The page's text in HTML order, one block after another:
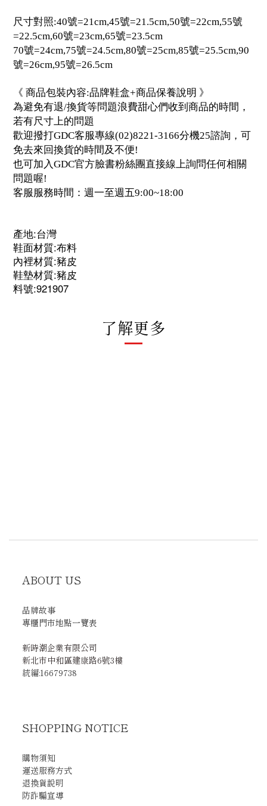
尺寸對照:40號=21cm,45號=21.5cm,50號=22cm,55號
=22.5cm,60號=23cm,65號=23.5cm
70號=24cm,75號=24.5cm,80號=25cm,85號=25.5cm,90
號=26cm,95號=26.5cm
《 商品包裝內容:品牌鞋盒+商品保養說明 》
為避免有退/換貨等問題浪費甜心們收到商品的時間，
若有尺寸上的問題
歡迎撥打GDC客服專線(02)8221-3166分機25諮詢，可
免去來回換貨的時間及不便!
也可加入GDC官方臉書粉絲團直接線上詢問任何相關
問題喔!
客服服務時間：週一至週五9:00~18:00
產地:台灣
鞋面材質:布料
內裡材質:豬皮
鞋墊材質:豬皮
料號:921907
了解更多
ABOUT US
品牌故事
專櫃門市地點一覽表
新時潮企業有限公司
新北市中和區建康路6號3樓
統編:16679738
SHOPPING NOTICE
購物須知
運送服務方式
退換貨說明
防詐騙宣導